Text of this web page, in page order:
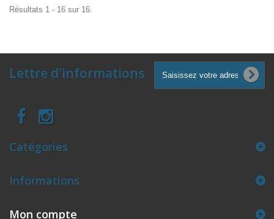
Résultats 1 - 16 sur 16.
Lettre d'informations
Catégories
Informations
Mon compte